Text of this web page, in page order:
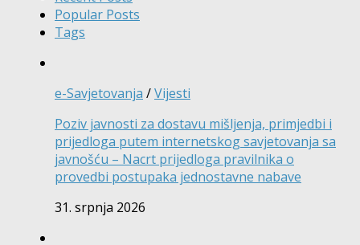
Popular Posts
Tags
e-Savjetovanja /Vijesti
Poziv javnosti za dostavu mišljenja, primjedbi i
prijedloga putem internetskog savjetovanja sa
javnošću – Nacrt prijedloga pravilnika o
provedbi postupaka jednostavne nabave
31. srpnja 2026